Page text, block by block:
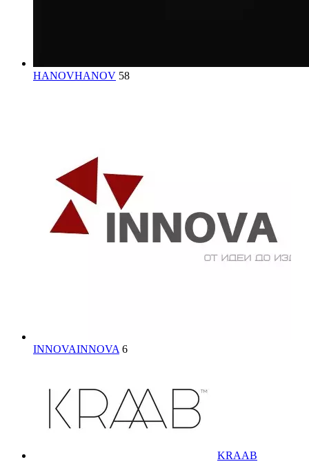
HANOVHANOV 58
INNOVAINNOVA 6
KRAAB